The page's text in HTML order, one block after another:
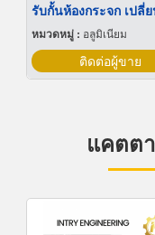
หมวดหมู่ : อลูมิเนียม
ติดต่อผู้ขาย
แคตต